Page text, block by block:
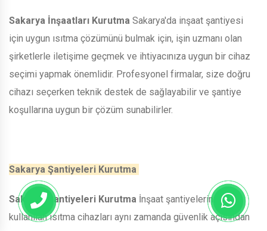
Sakarya İnşaatları Kurutma Sakarya'da inşaat şantiyesi
için uygun ısıtma çözümünü bulmak için, işin uzmanı olan
şirketlerle iletişime geçmek ve ihtiyacınıza uygun bir cihaz
seçimi yapmak önemlidir. Profesyonel firmalar, size doğru
cihazı seçerken teknik destek de sağlayabilir ve şantiye
koşullarına uygun bir çözüm sunabilirler.
Sakarya Şantiyeleri Kurutma
Sakarya Şantiyeleri Kurutma İnşaat şantiyelerinde
kullanılan ısıtma cihazları aynı zamanda güvenlik açısından